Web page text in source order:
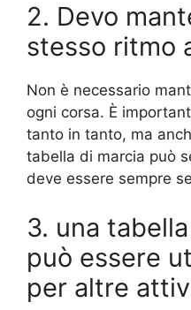
2. Devo
stesso ritmo
Non è necessario
ogni corsa. È
tanto in tanto, ma
tabella di marcia può
deve essere sempre
3. una
può essere
per altre